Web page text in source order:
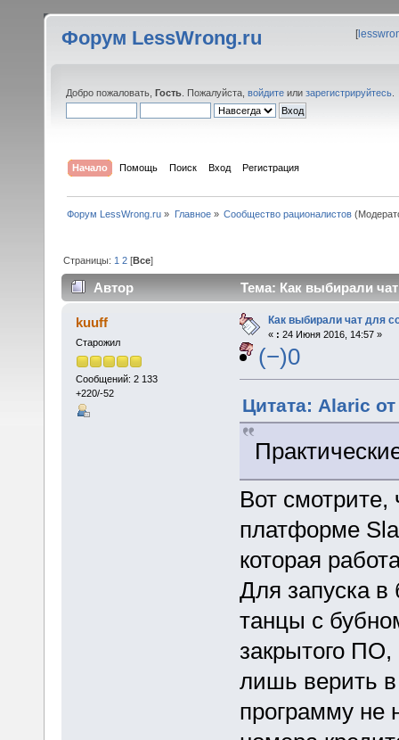
Форум LessWrong.ru [
Добро пожаловать, Гость . Пожалуйста, войдите или зарегистрируйтесь
Начало Помощь Поиск Вход Регистрация
Форум LessWrong.ru » Главное» Сообщество рационалистов
Страницы: 1 2 [Все]
Автор Тема: Как выбирали
kuuff
Старожил
Сообщений: 2 133
+220/-52
Как выбирали чат для
« : 24 Июня 2016, 14:57 »
(−)0
Цитата: Alaric
Вот смотрите,
платформе
которая
Для запуска
танцы с
закрытого
лишь верить в
программу не